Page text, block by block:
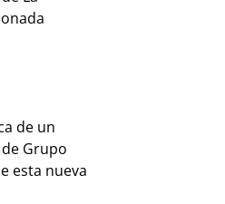
de un
Grupo
esta nueva